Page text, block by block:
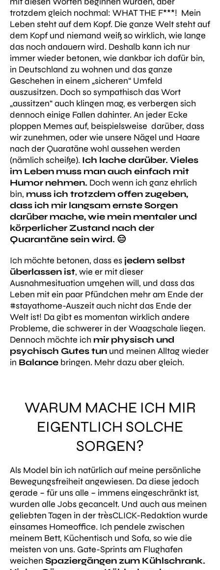
trotzdem gleich nochmal: WHAT THE F***! Mein
Leben steht auf dem Kopf. Die ganze Welt steht auf
dem Kopf und niemand weiß so wirklich, wie lange
das noch andauern wird. Deshalb kann ich nur
immer wieder betonen, wie dankbar ich dafür bin,
in Deutschland zu wohnen und das ganze
Geschehen in einem „sicheren“ Umfeld
auszusitzen. Doch so sympathisch das Wort
„aussitzen“ auch klingen mag, es verbergen sich
dennoch einige Fallen dahinter. An jeder Ecke
ploppen Memes auf, beispielsweise darüber, dass
wir zunehmen, oder wie unsere Nägel und Haare
nach der Quaratäne wohl aussehen werden
(nämlich scheiße). Ich lache darüber. Vieles
im Leben muss man auch einfach mit
Humor nehmen. Doch wenn ich ganz ehrlich
bin, muss ich trotzdem offen zugeben,
dass ich mir langsam ernste Sorgen
darüber mache, wie mein mentaler und
körperlicher Zustand nach der
Quarantäne sein wird. 😑
Ich möchte betonen, dass es jedem selbst
überlassen ist, wie er mit dieser
Ausnahmesituation umgehen will, und dass das
Leben mit ein paar Pfündchen mehr am Ende der
#stayathome-Auszeit auch nicht das Ende der
Welt ist! Da gibt es momentan wirklich andere
Probleme, die schwerer in der Waagschale liegen.
Dennoch möchte ich mir physisch und
psychisch Gutes tun und meinen Alltag wieder
in Balance bringen. Mehr dazu aber gleich.
WARUM MACHE ICH MIR
EIGENTLICH SOLCHE
SORGEN?
Als Model bin ich natürlich auf meine persönliche
Bewegungsfreiheit angewiesen. Da diese jedoch
gerade – für uns alle – immens eingeschränkt ist,
wurden alle Jobs gecancelt. Und auch aus meinen
geliebten Tagen in der trèsCLICK-Redaktion wurde
einsames Homeoffice. Ich pendele zwischen
meinem Bett, Küchentisch und Sofa, so wie die
meisten von uns. Gate-Sprints am Flughafen
weichen Spaziergängen zum Kühlschrank.